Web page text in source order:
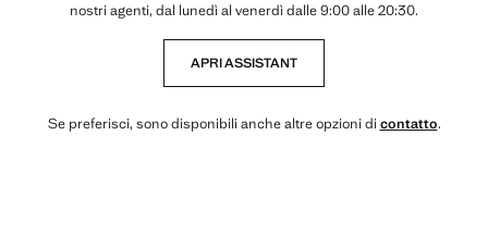
nostri agenti, dal lunedì al venerdì dalle 9:00 alle 20:30.
APRI ASSISTANT
Se preferisci, sono disponibili anche altre opzioni di contatto.